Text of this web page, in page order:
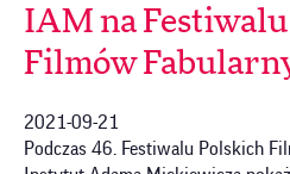
IAM na
Filmów
2021-09-21
Podczas 46. Festiwalu Polskich